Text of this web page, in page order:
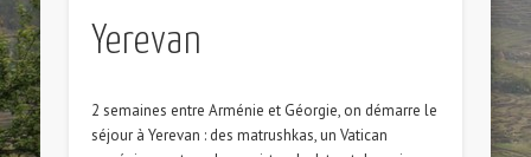
Yerevan
2 semaines entre Arménie et Géorgie, on démarre le
séjour à Yerevan : des matrushkas, un Vatican